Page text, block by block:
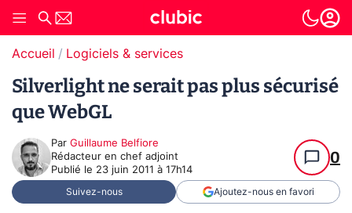
Accueil Logiciels & services
Silverlight ne serait pas plus sécurisé
que WebGL
Par Guillaume Belfiore
Rédacteur en chef adjoint
Publié le 23 juin 2011 à 17h14
0
Suivez-nous Ajoutez-nous en favori